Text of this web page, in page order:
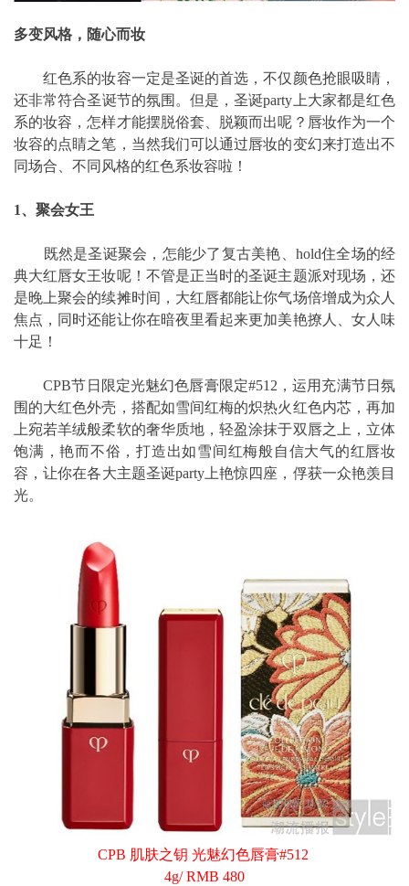
多变风格，随心而妆
红色系的妆容一定是圣诞的首选，不仅颜色抢眼吸睛，
还非常符合圣诞节的氛围。但是，圣诞party上大家都是红色
系的妆容，怎样才能摆脱俗套、脱颖而出呢？唇妆作为一个
妆容的点睛之笔，当然我们可以通过唇妆的变幻来打造出不
同场合、不同风格的红色系妆容啦！
1、聚会女王
既然是圣诞聚会，怎能少了复古美艳、hold住全场的经
典大红唇女王妆呢！不管是正当时的圣诞主题派对现场，还
是晚上聚会的续摊时间，大红唇都能让你气场倍增成为众人
焦点，同时还能让你在暗夜里看起来更加美艳撩人、女人味
十足！
CPB节日限定光魅幻色唇膏限定#512，运用充满节日氛
围的大红色外壳，搭配如雪间红梅的炽热火红色内芯，再加
上宛若羊绒般柔软的奢华质地，轻盈涂抹于双唇之上，立体
饱满，艳而不俗，打造出如雪间红梅般自信大气的红唇妆
容，让你在各大主题圣诞party上艳惊四座，俘获一众艳羡目
光。
CPB 肌肤之钥 光魅幻色唇膏#512
4g/ RMB 480